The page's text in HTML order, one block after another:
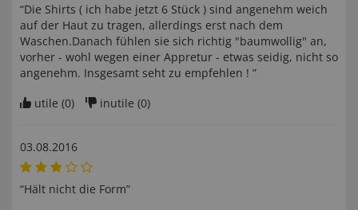
“Die Shirts ( ich habe jetzt 6 Stück ) sind angenehm weich
auf der Haut zu tragen, allerdings erst nach dem
Waschen.Danach fühlen sie sich richtig "baumwollig" an,
vorher - wohl wegen einer Appretur - etwas seidig, nicht so
angenehm. Insgesamt seht zu empfehlen ! ”
utile (0) inutile (0)
03.08.2016
“Hält nicht die Form”